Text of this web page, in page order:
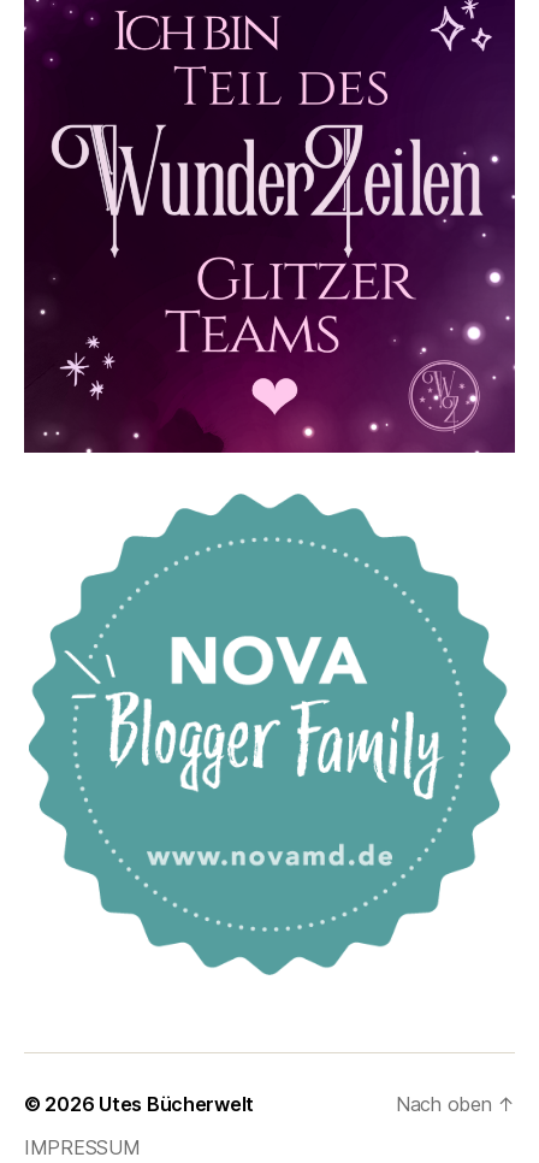
© 2026 Utes Bücherwelt
IMPRESSUM
Nach oben ↑